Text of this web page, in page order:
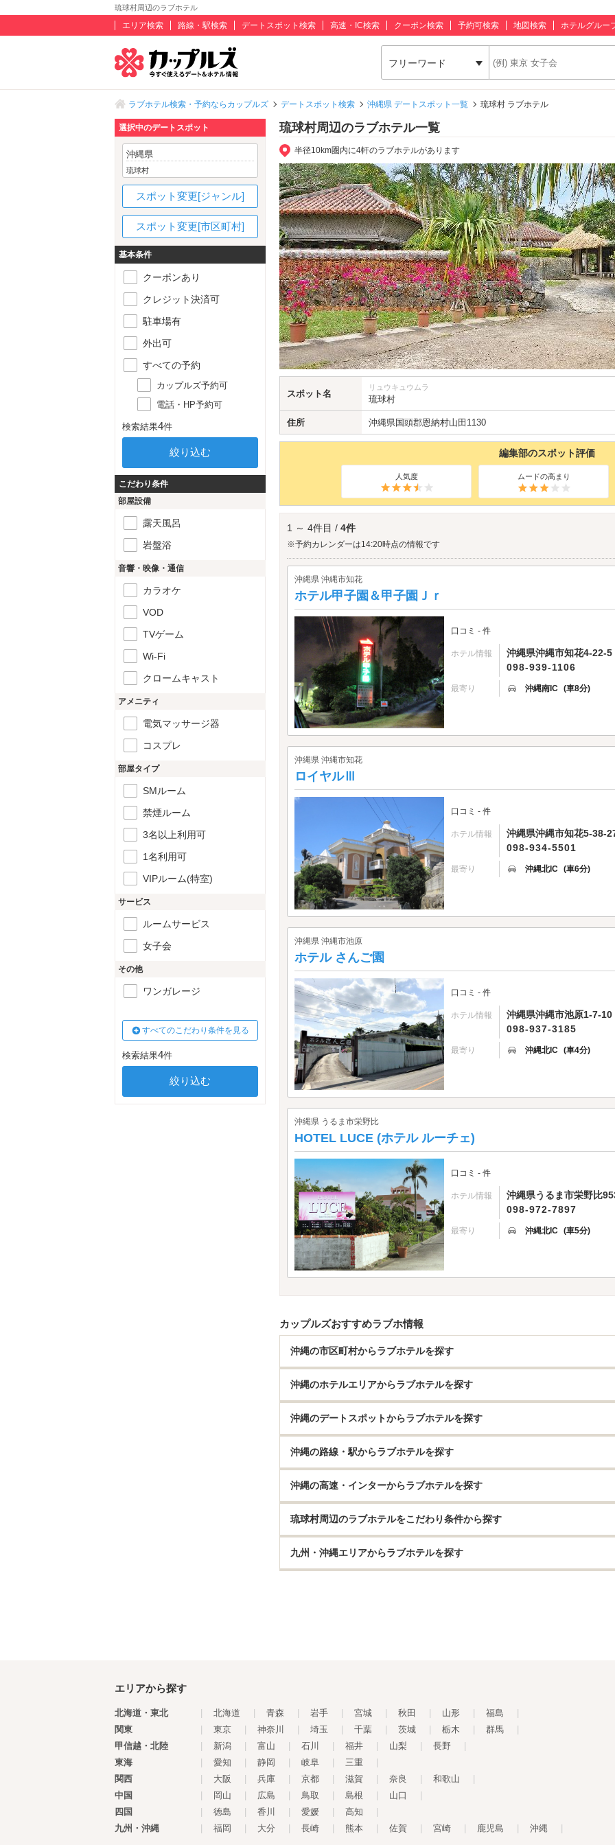
琉球村周辺のラブホテル
エリア検索 路線・駅検索 デートスポット検索 高速・IC検索 クーポン検索 予約可検索 地図検索 ホテルグルー
フリーワード
ラブホテル検索・予約ならカップルズ デートスポット検索 沖縄県 デートスポット一覧 琉球村 ラブホテル
琉球村周辺のラブホテル一覧
半径10km圏内に4軒のラブホテルがあります
スポット名
リュウキュウムラ
琉球村
住所 沖縄県国頭郡恩納村山田1130
編集部のスポット評価
人気度 ムードの高まり
1 ～ 4件目 / 4件
※予約カレンダーは14:20時点の情報です
沖縄県 沖縄市知花
ホテル甲子園＆甲子園Ｊｒ
口コミ - 件
ホテル情報
沖縄県沖縄市知花4-22-5
098-939-1106
最寄り 沖縄南IC (車8分)
沖縄県 沖縄市知花
ロイヤルⅢ
口コミ - 件
ホテル情報
沖縄県沖縄市知花5-38-
098-934-5501
最寄り 沖縄北IC (車6分)
沖縄県 沖縄市池原
ホテル さんご園
口コミ - 件
ホテル情報
沖縄県沖縄市池原1-7-10
098-937-3185
最寄り 沖縄北IC (車4分)
沖縄県 うるま市栄野比
HOTEL LUCE (ホテル ルーチェ)
口コミ - 件
ホテル情報
沖縄県うるま市栄野比
098-972-7897
最寄り 沖縄北IC (車5分)
カップルズおすすめラブホ情報
沖縄の市区町村からラブホテルを探す
沖縄のホテルエリアからラブホテルを探す
沖縄のデートスポットからラブホテルを探す
沖縄の路線・駅からラブホテルを探す
沖縄の高速・インターからラブホテルを探す
琉球村周辺のラブホテルをこだわり条件から探す
九州・沖縄エリアからラブホテルを探す
選択中のデートスポット
沖縄県
琉球村
スポット変更[ジャンル]
スポット変更[市区町村]
基本条件
クーポンあり
クレジット決済可
駐車場有
外出可
すべての予約
カップルズ予約可
電話・HP予約可
検索結果4件
こだわり条件
部屋設備
露天風呂
岩盤浴
音響・映像・通信
カラオケ
VOD
TVゲーム
Wi-Fi
クロームキャスト
アメニティ
電気マッサージ器
コスプレ
部屋タイプ
SMルーム
禁煙ルーム
3名以上利用可
1名利用可
VIPルーム(特室)
サービス
ルームサービス
女子会
その他
ワンガレージ
すべてのこだわり条件を見る
検索結果4件
エリアから探す
北海道・東北 北海道 青森 岩手 宮城 秋田 山形 福島
関東
東京 神奈川 埼玉 千葉 茨城 栃木 群馬
甲信越・北陸
新潟 富山 石川 福井 山梨 長野
東海
愛知 静岡 岐阜 三重
関西
大阪 兵庫 京都 滋賀 奈良 和歌山
中国
岡山 広島 鳥取 島根 山口
四国
徳島 香川 愛媛 高知
九州・沖縄
福岡 大分 長崎 熊本 佐賀 宮崎 鹿児島 沖縄